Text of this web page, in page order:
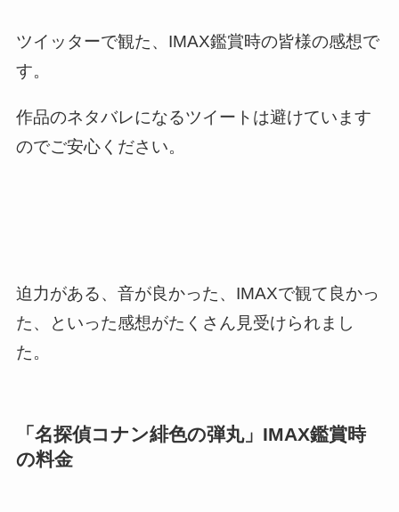
ツイッターで観た、IMAX鑑賞時の皆様の感想で
す。
作品のネタバレになるツイートは避けています
のでご安心ください。
迫力がある、音が良かった、IMAXで観て良かっ
た、といった感想がたくさん見受けられまし
た。
「名探偵コナン緋色の弾丸」IMAX鑑賞時
の料金